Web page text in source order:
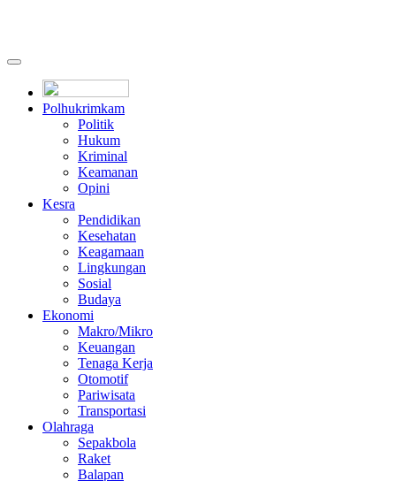
Polhukrimkam
Politik
Hukum
Kriminal
Keamanan
Opini
Kesra
Pendidikan
Kesehatan
Keagamaan
Lingkungan
Sosial
Budaya
Ekonomi
Makro/Mikro
Keuangan
Tenaga Kerja
Otomotif
Pariwisata
Transportasi
Olahraga
Sepakbola
Raket
Balapan